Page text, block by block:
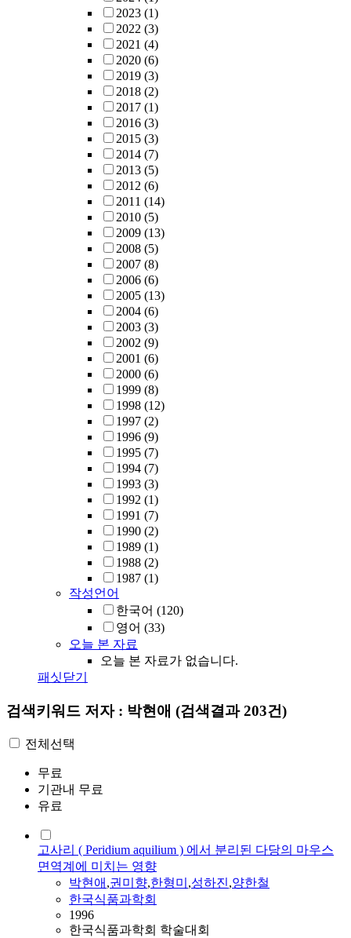
2023 (1)
2022 (3)
2021 (4)
2020 (6)
2019 (3)
2018 (2)
2017 (1)
2016 (3)
2015 (3)
2014 (7)
2013 (5)
2012 (6)
2011 (14)
2010 (5)
2009 (13)
2008 (5)
2007 (8)
2006 (6)
2005 (13)
2004 (6)
2003 (3)
2002 (9)
2001 (6)
2000 (6)
1999 (8)
1998 (12)
1997 (2)
1996 (9)
1995 (7)
1994 (7)
1993 (3)
1992 (1)
1991 (7)
1990 (2)
1989 (1)
1988 (2)
1987 (1)
작성언어
한국어 (120)
영어 (33)
오늘 본 자료
오늘 본 자료가 없습니다.
패싯닫기
검색키워드 저자 : 박현애 (검색결과 203건)
전체선택
무료
기관내 무료
유료
고사리 ( Peridium aquilium ) 에서 분리된 다당의 마우스
면역계에 미치는 영향
박현애 ,권미향,한형미 ,성하진,양한철
한국식품과학회
1996
한국식품과학회 학술대회